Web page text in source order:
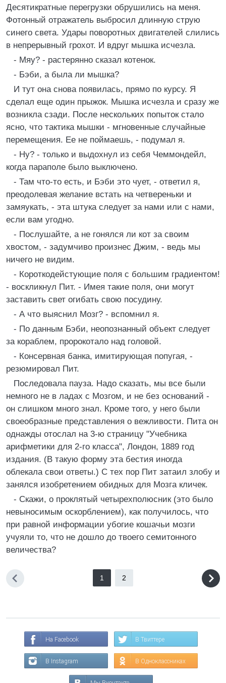
Десятикратные перегрузки обрушились на меня.
Фотонный отражатель выбросил длинную струю
синего света. Удары поворотных двигателей слились
в непрерывный грохот. И вдруг мышка исчезла.
- Мяу? - растерянно сказал котенок.
- Бэби, а была ли мышка?
И тут она снова появилась, прямо по курсу. Я
сделал еще один прыжок. Мышка исчезла и сразу же
возникла сзади. После нескольких попыток стало
ясно, что тактика мышки - мгновенные случайные
перемещения. Ее не поймаешь, - подумал я.
- Ну? - только и выдохнул из себя Чеммондейл,
когда параполе было выключено.
- Там что-то есть, и Бэби это чует, - ответил я,
преодолевая желание встать на четвереньки и
замяукать, - эта штука следует за нами или с нами,
если вам угодно.
- Послушайте, а не гонялся ли кот за своим
хвостом, - задумчиво произнес Джим, - ведь мы
ничего не видим.
- Короткодейстующие поля с большим градиентом!
- воскликнул Пит. - Имея такие поля, они могут
заставить свет огибать свою посудину.
- А что выяснил Мозг? - вспомнил я.
- По данным Бэби, неопознанный объект следует
за кораблем, пророкотало над головой.
- Консервная банка, имитирующая попугая, -
резюмировал Пит.
Последовала пауза. Надо сказать, мы все были
немного не в ладах с Мозгом, и не без оснований -
он слишком много знал. Кроме того, у него были
своеобразные представления о вежливости. Пита он
однажды отослал на 3-ю страницу "Учебника
арифметики для 2-го класса", Лондон, 1889 год
издания. (В такую форму эта бестия иногда
облекала свои ответы.) С тех пор Пит затаил злобу и
занялся изобретением обидных для Мозга кличек.
- Скажи, о проклятый четырехполюсник (это было
невыносимым оскорблением), как получилось, что
при равной информации убогие кошачьи мозги
учуяли то, что не дошло до твоего семитонного
величества?
1 2
На Facebook В Твиттере
В Instagram В Одноклассниках